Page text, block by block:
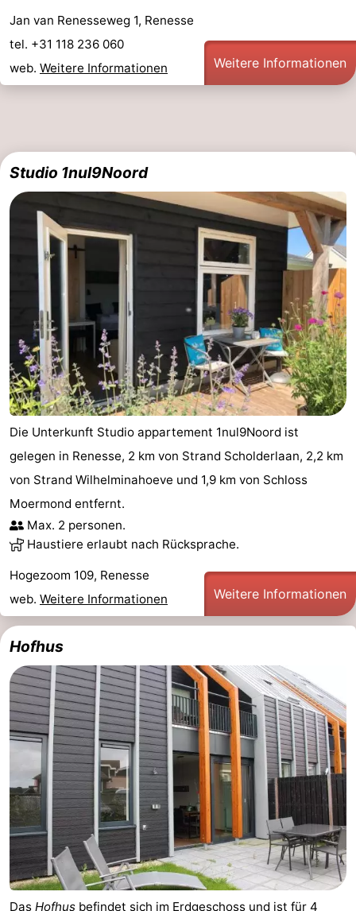
Jan van Renesseweg 1, Renesse
tel. +31 118 236 060
web. Weitere Informationen Weitere Informationen
Studio 1nul9Noord
Die Unterkunft Studio appartement 1nul9Noord ist
gelegen in Renesse, 2 km von Strand Scholderlaan, 2,2 km
von Strand Wilhelminahoeve und 1,9 km von Schloss
Moermond entfernt.
Max. 2 personen.
Haustiere erlaubt nach Rücksprache.
Hogezoom 109, Renesse
web. Weitere Informationen Weitere Informationen
Hofhus
Das Hofhus befindet sich im Erdgeschoss und ist für 4